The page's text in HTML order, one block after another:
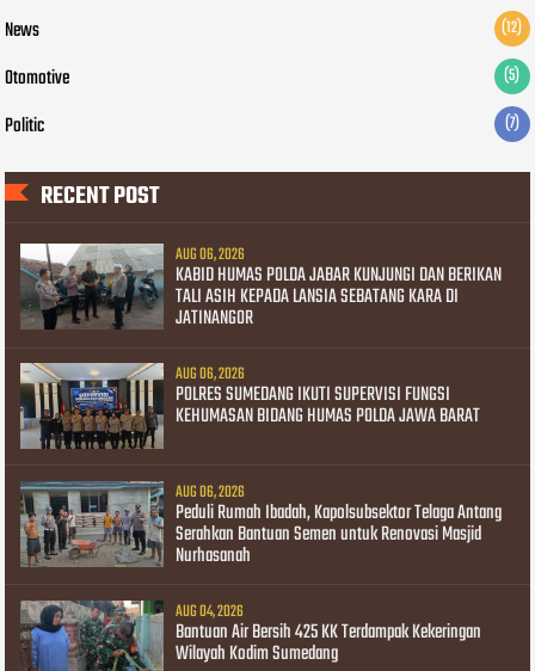
News (12)
Otomotive (5)
Politic (7)
RECENT POST
AUG 06, 2026
KABID HUMAS POLDA JABAR KUNJUNGI DAN BERIKAN
TALI ASIH KEPADA LANSIA SEBATANG KARA DI
JATINANGOR
AUG 06, 2026
POLRES SUMEDANG IKUTI SUPERVISI FUNGSI
KEHUMASAN BIDANG HUMAS POLDA JAWA BARAT
AUG 06, 2026
Peduli Rumah Ibadah, Kapolsubsektor Telaga Antang
Serahkan Bantuan Semen untuk Renovasi Masjid
Nurhasanah
AUG 04, 2026
Bantuan Air Bersih 425 KK Terdampak Kekeringan
Wilayah Kodim Sumedang